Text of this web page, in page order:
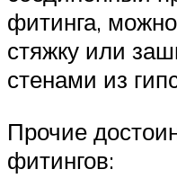
фитинга,
стяжку или
стенами из
Прочие
фитингов: